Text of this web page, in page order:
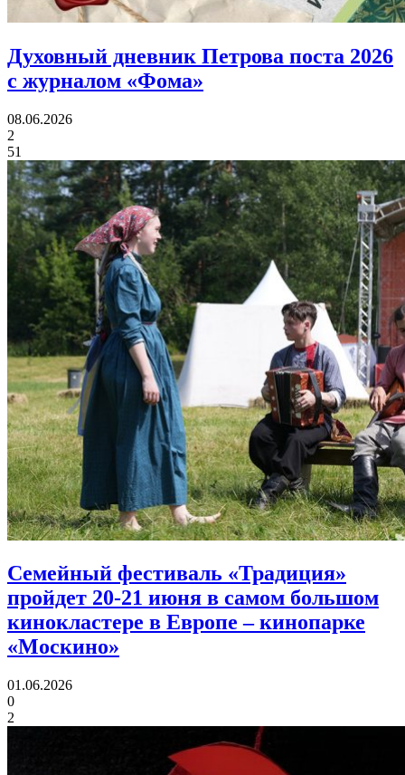
Духовный дневник Петрова поста 2026
с журналом «Фома»
08.06.2026
2
51
Семейный фестиваль «Традиция»
пройдет 20-21 июня в самом большом
кинокластере в Европе – кинопарке
«Москино»
01.06.2026
0
2